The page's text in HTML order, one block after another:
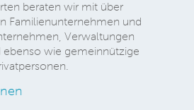
beraten wir mit über
Familienunternehmen und
Verwaltungen
wie gemeinnützige